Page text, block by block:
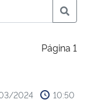
Página 1
2024 10:50